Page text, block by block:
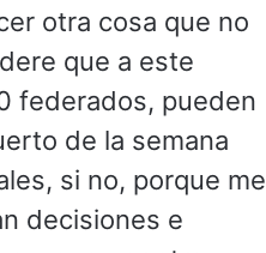
otra cosa que no
que a este
federados, pueden
de la semana
si no, porque me
decisiones e